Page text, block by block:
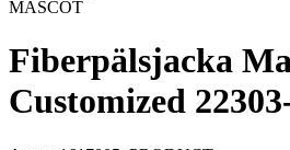
MASCOT
Fiberpälsjacka
Customized